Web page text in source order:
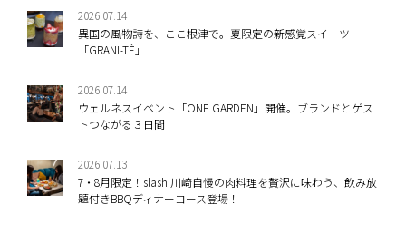
2026.07.14
異国の風物詩を、ここ根津で。夏限定の新感覚スイーツ
「GRANI-TÈ」
2026.07.14
ウェルネスイベント「ONE GARDEN」開催。ブランドとゲス
トつながる３日間
2026.07.13
7・8月限定！slash 川崎自慢の肉料理を贅沢に味わう、飲み放
題付きBBQディナーコース登場！